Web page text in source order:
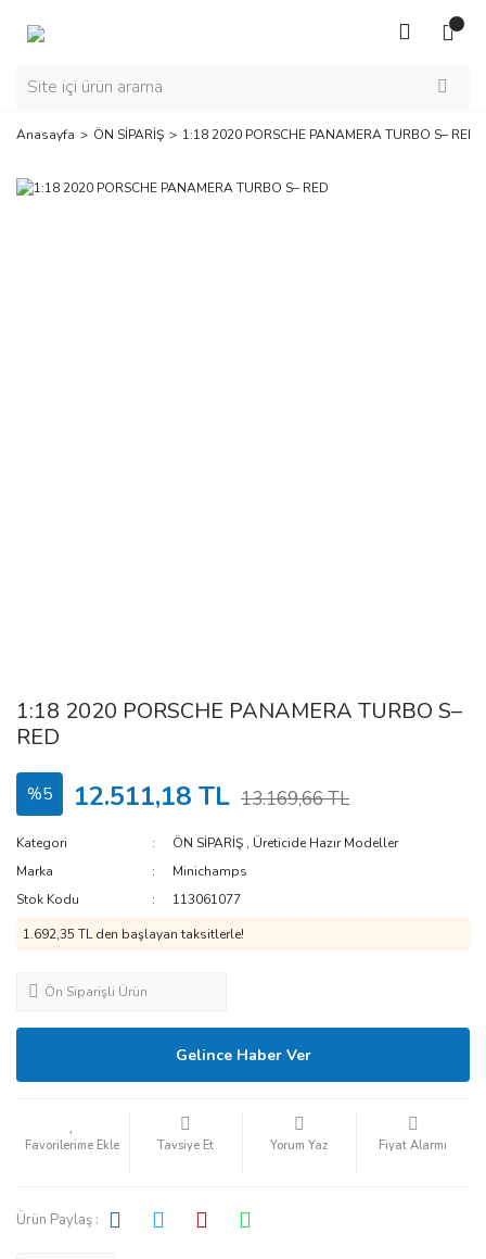
Anasayfa ÖN SİPARİŞ 1:18 2020 PORSCHE PANAMERA TURBO S– RED
1:18 2020 PORSCHE PANAMERA TURBO S–
RED
%5 12.511,18 TL 13.169,66 TL
Kategori ÖN SİPARİŞ , Üreticide Hazır Modeller
Marka
Minichamps
Stok Kodu
113061077
1.692,35 TL den başlayan taksitlerle!
Ön Siparişli Ürün
Gelince Haber Ver
Tavsiye Et Yorum Yaz Fiyat Alarmı
Ürün Paylaş :